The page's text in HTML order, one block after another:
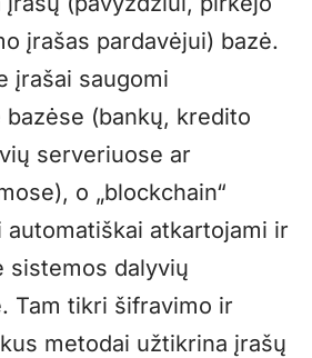
įrašas pardavėjui) bazė.
įrašai saugomi
(bankų, kredito
serveriuose ar
o „blockchain“
automatiškai atkartojami ir
sistemos dalyvių
Tam tikri šifravimo ir
metodai užtikrina įrašų